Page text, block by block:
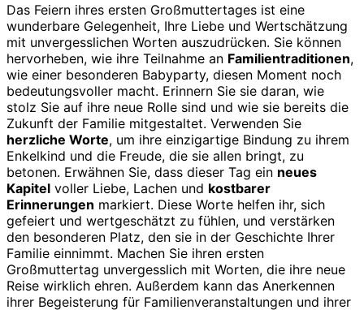
Das Feiern ihres ersten Großmuttertages ist eine
wunderbare Gelegenheit, Ihre Liebe und Wertschätzung
mit unvergesslichen Worten auszudrücken. Sie können
hervorheben, wie ihre Teilnahme an Familientraditionen,
wie einer besonderen Babyparty, diesen Moment noch
bedeutungsvoller macht. Erinnern Sie sie daran, wie
stolz Sie auf ihre neue Rolle sind und wie sie bereits die
Zukunft der Familie mitgestaltet. Verwenden Sie
herzliche Worte, um ihre einzigartige Bindung zu ihrem
Enkelkind und die Freude, die sie allen bringt, zu
betonen. Erwähnen Sie, dass dieser Tag ein neues
Kapitel voller Liebe, Lachen und kostbarer
Erinnerungen markiert. Diese Worte helfen ihr, sich
gefeiert und wertgeschätzt zu fühlen, und verstärken
den besonderen Platz, den sie in der Geschichte Ihrer
Familie einnimmt. Machen Sie ihren ersten
Großmuttertag unvergesslich mit Worten, die ihre neue
Reise wirklich ehren. Außerdem kann das Anerkennen
ihrer Begeisterung für Familienveranstaltungen und ihrer